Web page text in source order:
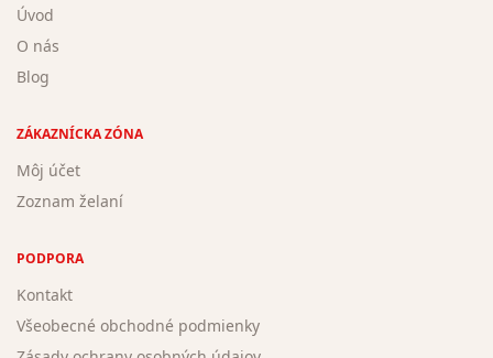
Úvod
O nás
Blog
ZÁKAZNÍCKA ZÓNA
Môj účet
Zoznam želaní
PODPORA
Kontakt
Všeobecné obchodné podmienky